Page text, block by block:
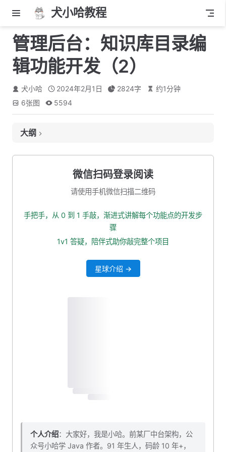
犬小哈教程
管理后台：知识库目录编
辑功能开发（2）
犬小哈 2024年2月1日 2824字 约1分钟
6张图 5594
大纲
2. 一级目录：重命名事件
3. 输入框 blur 事件
5. 一级目录移除
6. 二级目录：文章的移除
微信扫码登录阅读
请使用手机微信扫描二维码
手把手，从 0 到 1 手敲，渐进式讲解每个功能点的开发步
骤
1v1 答疑，陪伴式助你敲完整个项目
星球介绍 →
个人介绍：大家好，我是小哈。前某厂中台架构，公
众号小哈学 Java 作者。91 年生人，码龄 10 年+，